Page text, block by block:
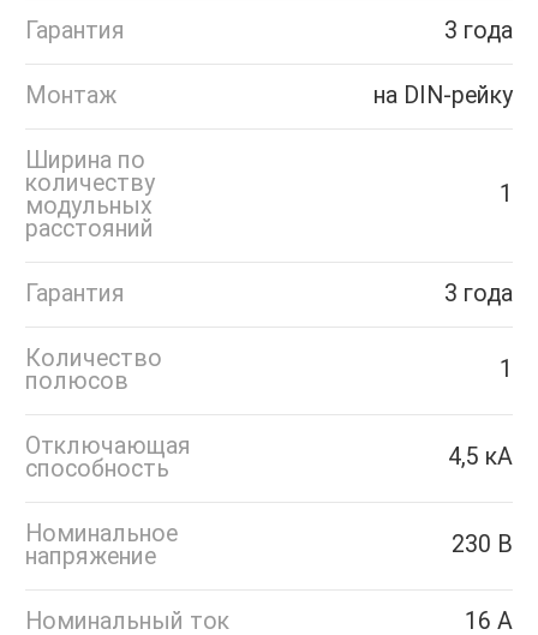
Гарантия 3 года
Монтаж на DIN-рейку
Ширина по
количеству
модульных
расстояний
1
Гарантия 3 года
Количество
полюсов
1
Отключающая
способность
4,5 кА
Номинальное
напряжение
230 В
Номинальный ток 16 А